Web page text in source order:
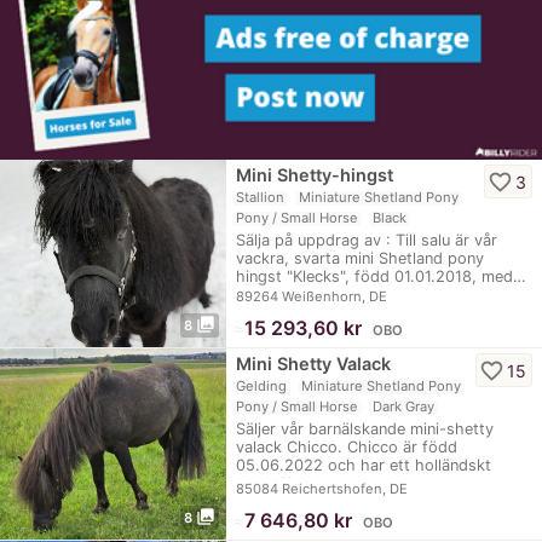
8 photo_library
Mini Shetty-hingst
Stallion
Miniature Shetland Pony
Pony / Small Horse
Black
Sälja på uppdrag av : Till salu är vår
vackra, svarta mini Shetland pony
hingst "Klecks", född 01.01.2018, med…
89264 Weißenhorn, DE
favorite_border 3
15 293,60 kr OBO
8 photo_library
Mini Shetty Valack
Gelding
Miniature Shetland Pony
Pony / Small Horse
Dark Gray
Säljer vår barnälskande mini-shetty
valack Chicco. Chicco är född
05.06.2022 och har ett holländskt
pass. Hans…
85084 Reichertshofen, DE
favorite_border15
7 646,80 kr OBO